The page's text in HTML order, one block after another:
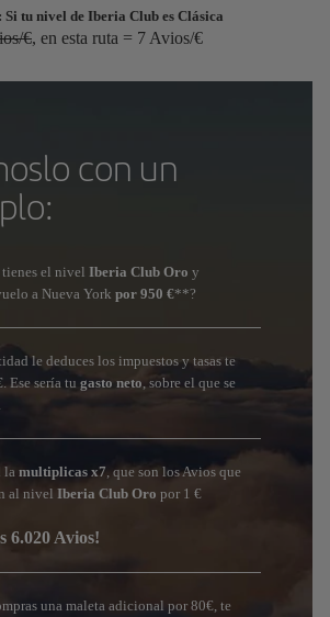
tu nivel de Iberia Club es Clásica
€, en esta ruta = 7 Avios/€
con un
tienes el nivelIberia Club Oro y
a Nueva Yorkpor 950 €**?
le deduces los impuestos y tasas te
. Ese sería tugasto neto, sobre el que se
lamultiplicas x7, que son los Avios que
al nivelIberia Club Oro por 1 €
6.020 Avios!
una maleta adicional por 80€, te